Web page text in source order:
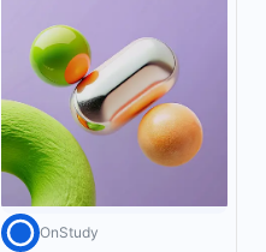
2 375 ₽/мес
OnStudy